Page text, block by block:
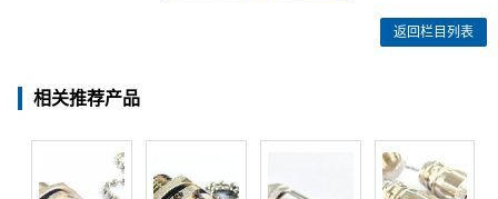
返回栏目列表
相关推荐产品